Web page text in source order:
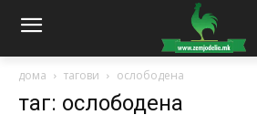
дома тагови ослободена
таг: ослободена